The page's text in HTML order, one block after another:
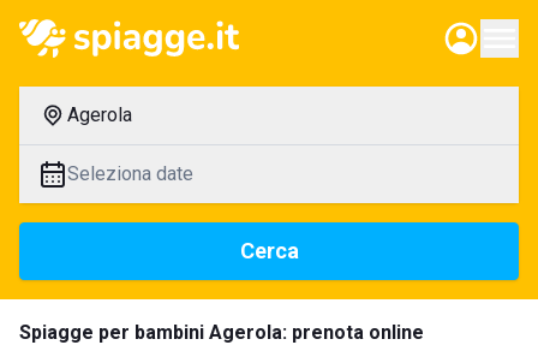
Agerola
Seleziona date
Cerca
Spiagge per bambini Agerola: prenota online